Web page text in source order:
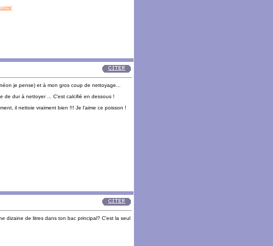
je pense) et à mon gros coup de nettoyage...
de dur à nettoyer ... C'est calcifié en dessous !
il nettoie vraiment bien !!! Je l'aime ce poisson !
dizaine de litres dans ton bac principal? C'est la seul